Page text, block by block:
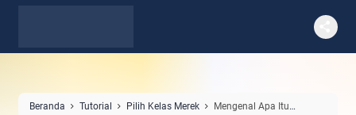
Beranda Tutorial Pilih Kelas Merek
Mengenal Apa Itu